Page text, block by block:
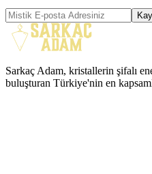
Sarkaç Adam, kristallerin şifalı
buluşturan Türkiye'nin en